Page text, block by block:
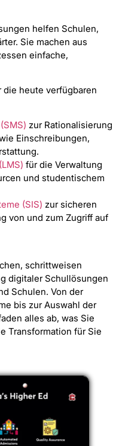
helfen Schulen,
Sie machen aus
einfache,
heute verfügbaren
zur Rationalisierung
Einschreibungen,
für die Verwaltung
und studentischem
(SIS) zur sicheren
von und zum Zugriff auf
schrittweisen
digitaler Schullösungen
Schulen. Von der
bis zur Auswahl der
alles ab, was Sie
Transformation für Sie